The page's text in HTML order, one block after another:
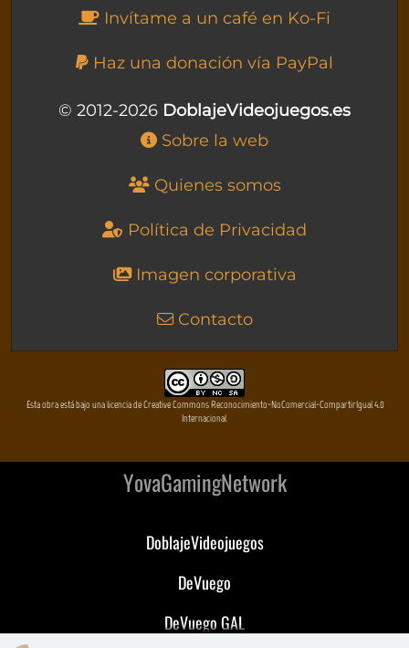
Invítame a un café en Ko-Fi
Haz una donación vía PayPal
© 2012-2026 DoblajeVideojuegos.es
Sobre la web
Quienes somos
Política de Privacidad
Imagen corporativa
Contacto
Esta obra está bajo una licencia de Creative Commons Reconocimiento-NoComercial-CompartirIgual 4.0
Internacional
YovaGamingNetwork
DoblajeVideojuegos
DeVuego
DeVuego GAL